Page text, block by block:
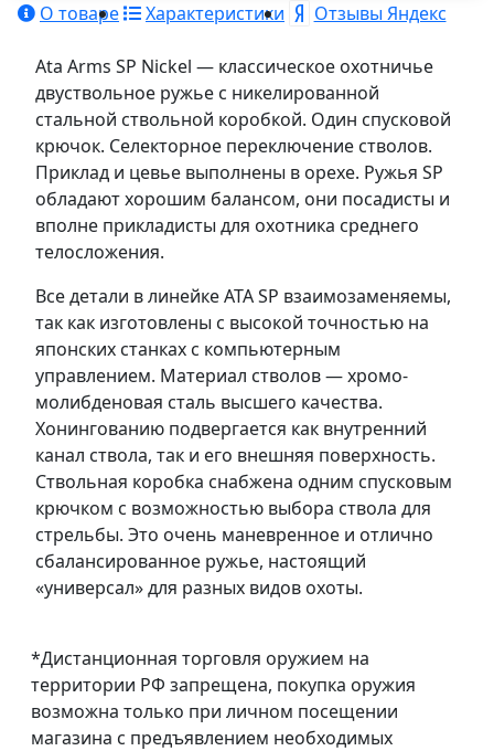
О товаре Характеристики Отзывы Яндекс
Ata Arms SP Nickel — классическое охотничье
двуствольное ружье с никелированной
стальной ствольной коробкой. Один спусковой
крючок. Селекторное переключение стволов.
Приклад и цевье выполнены в орехе. Ружья SP
обладают хорошим балансом, они посадисты и
вполне прикладисты для охотника среднего
телосложения.
Все детали в линейке ATA SP взаимозаменяемы,
так как изготовлены с высокой точностью на
японских станках с компьютерным
управлением. Материал стволов — хромо-
молибденовая сталь высшего качества.
Хонингованию подвергается как внутренний
канал ствола, так и его внешняя поверхность.
Ствольная коробка снабжена одним спусковым
крючком с возможностью выбора ствола для
стрельбы. Это очень маневренное и отлично
сбалансированное ружье, настоящий
«универсал» для разных видов охоты.
*Дистанционная торговля оружием на
территории РФ запрещена, покупка оружия
возможна только при личном посещении
магазина с предъявлением необходимых